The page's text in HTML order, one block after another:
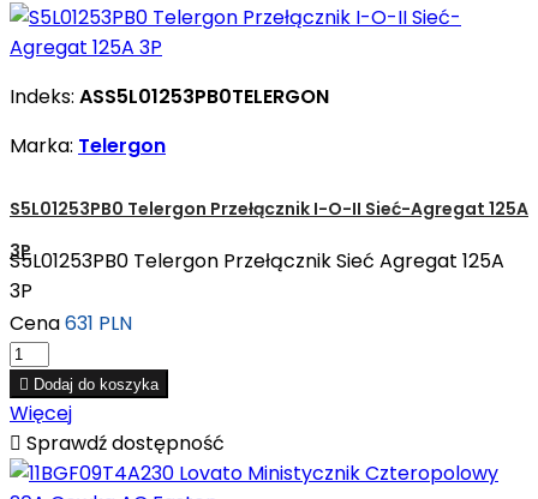
Indeks: ASS5L01253PB0TELERGON
Marka: Telergon
S5L01253PB0 Telergon Przełącznik I-O-II Sieć-Agregat 125A
3P
S5L01253PB0 Telergon Przełącznik Sieć Agregat 125A
3P
Cena631 PLN
 Dodaj do koszyka
Więcej
 Sprawdź dostępność